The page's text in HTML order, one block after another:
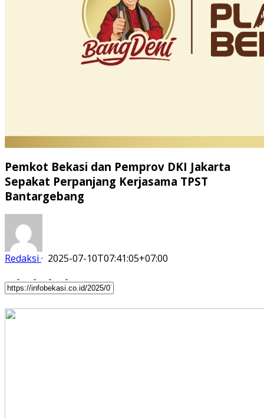
Pemkot Bekasi dan Pemprov DKI Jakarta
Sepakat Perpanjang Kerjasama TPST
Bantargebang
Redaksi · 2025-07-10T07:41:05+07:00